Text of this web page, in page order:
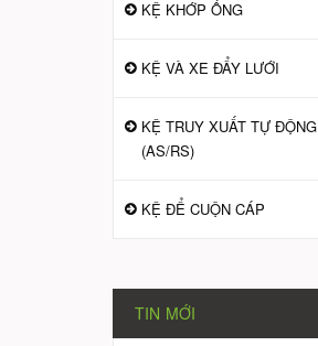
KỆ KHỚP ỐNG
KỆ VÀ XE ĐẨY LƯỚI
KỆ TRUY XUẤT TỰ ĐỘNG
(AS/RS)
KỆ ĐỂ CUỘN CÁP
TIN MỚI